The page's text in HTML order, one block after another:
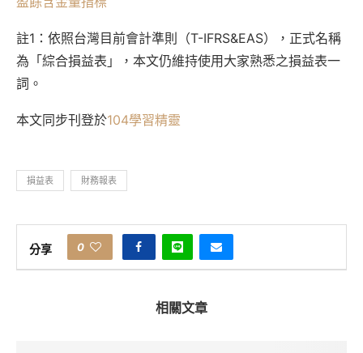
註1：依照台灣目前會計準則（T-IFRS&EAS），正式名稱
為「綜合損益表」，本文仍維持使用大家熟悉之損益表一
詞。
本文同步刊登於104學習精靈
損益表 財務報表
分享 0
相關文章